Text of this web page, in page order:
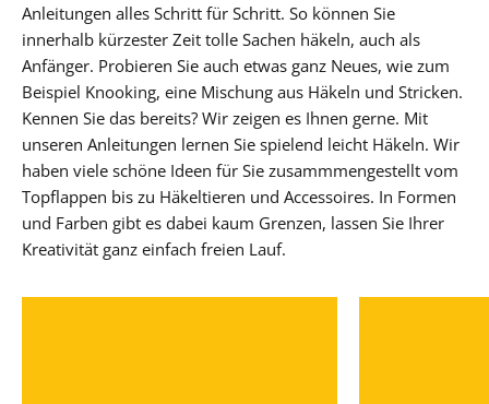
Anleitungen alles Schritt für Schritt. So können Sie
innerhalb kürzester Zeit tolle Sachen häkeln, auch als
Anfänger. Probieren Sie auch etwas ganz Neues, wie zum
Beispiel Knooking, eine Mischung aus Häkeln und Stricken.
Kennen Sie das bereits? Wir zeigen es Ihnen gerne. Mit
unseren Anleitungen lernen Sie spielend leicht Häkeln. Wir
haben viele schöne Ideen für Sie zusammmengestellt vom
Topflappen bis zu Häkeltieren und Accessoires. In Formen
und Farben gibt es dabei kaum Grenzen, lassen Sie Ihrer
Kreativität ganz einfach freien Lauf.